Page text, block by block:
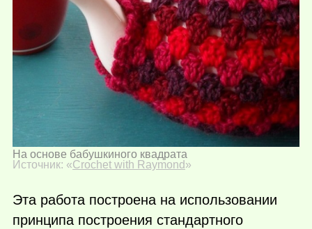
На основе бабушкиного квадрата
Источник: «Crochet with Raymond »
Эта работа построена на использовании
принципа построения стандартного